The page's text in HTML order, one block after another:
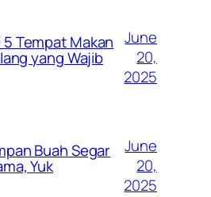
Tempat Makan
yang Wajib
June
20,
2025
Buah Segar
Yuk
June
20,
2025